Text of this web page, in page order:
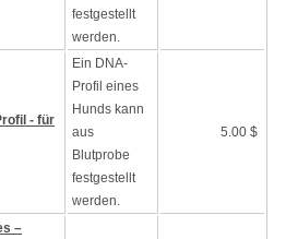
festgestellt
werden.
- für
Ein DNA-
Profil eines
Hunds kann
aus
Blutprobe
festgestellt
werden.
5.00 $
–